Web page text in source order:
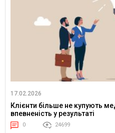
17.02.2026
Клієнти більше не купують
впевненість у результаті
0 24699